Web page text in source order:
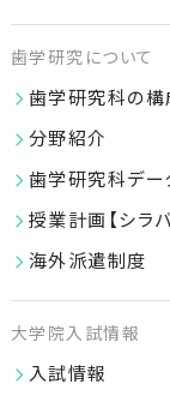
歯学研究について
歯学研究科の構
分野紹介
歯学研究科デー
授業計画【シラ
海外派遣制度
大学院入試情報
入試情報